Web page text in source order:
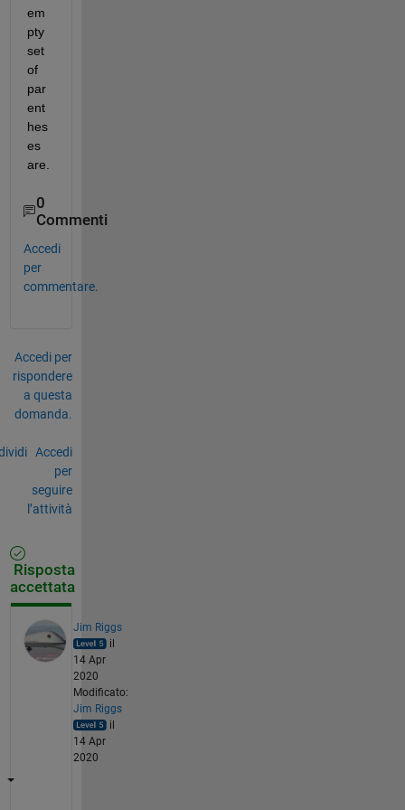
em
pty
set
of
par
ent
hes
es
are.
0
Commenti
Accedi
per
commentare.
Accedi per
rispondere
a questa
domanda.
Accedi
per
seguire
l’attività
Risposta
accettata
Jim Riggs
il
14 Apr
2020
Modificato:
Jim Riggs
il
14 Apr
2020